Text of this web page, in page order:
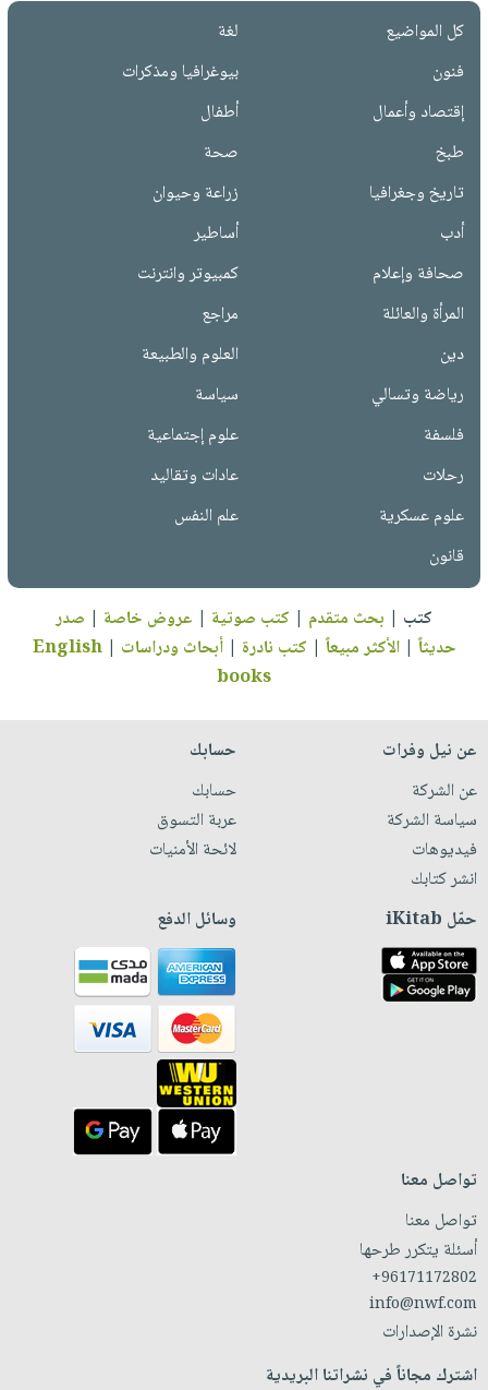
كل المواضيع
لغة
فنون
بيوغرافيا ومذكرات
إقتصاد وأعمال
أطفال
طبخ
صحة
تاريخ وجغرافيا
زراعة وحيوان
أدب
أساطير
صحافة وإعلام
كمبيوتر وانترنت
المرأة والعائلة
مراجع
دين
العلوم والطبيعة
رياضة وتسالي
سياسة
فلسفة
علوم إجتماعية
رحلات
عادات وتقاليد
علوم عسكرية
علم النفس
قانون
كتب | بحث متقدم | كتب صوتية | عروض خاصة | صدر
حديثاً |الأكثر مبيعاً | كتب نادرة |أبحاث ودراسات |
English
books
عن نيل وفرات
عن الشركة
سياسة الشركة
فيديوهات
انشر كتابك
حسابك
حسابك
عربة التسوق
لائحة الأمنيات
حمّل iKitab وسائل الدفع
تواصل معنا
تواصل معنا
أسئلة يتكرر طرحها
+96171172802
info@nwf.com
نشرة الإصدارات
اشترك مجاناً في نشراتنا البريدية